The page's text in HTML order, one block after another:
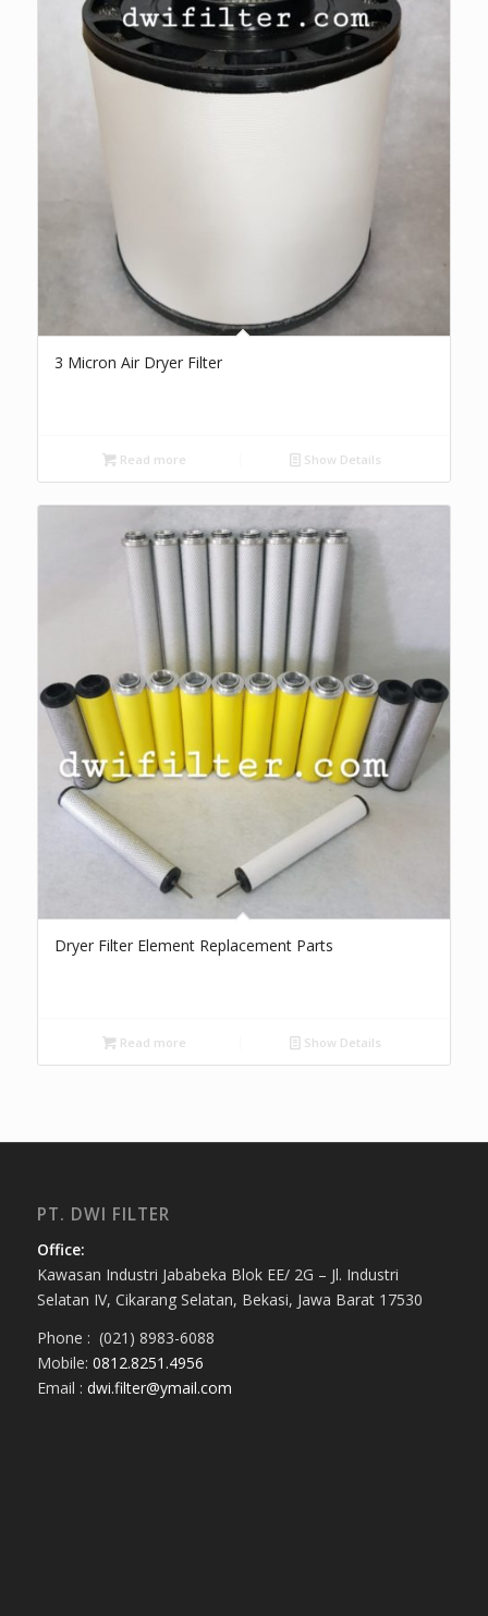
3 Micron Air Dryer Filter
Read more Show Details
Dryer Filter Element Replacement Parts
Read more Show Details
PT. DWI FILTER
Office:
Kawasan Industri Jababeka Blok EE/ 2G – Jl. Industri
Selatan IV, Cikarang Selatan, Bekasi, Jawa Barat 17530
Phone : (021) 8983-6088
Mobile: 0812.8251.4956
Email : dwi.filter@ymail.com